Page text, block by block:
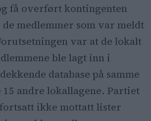
få overført kontingenten
medlemmer som var meldt
var at de lokalt
ble lagt inn i
database på samme
15 andre lokallagene. Partiet
ikke mottatt lister